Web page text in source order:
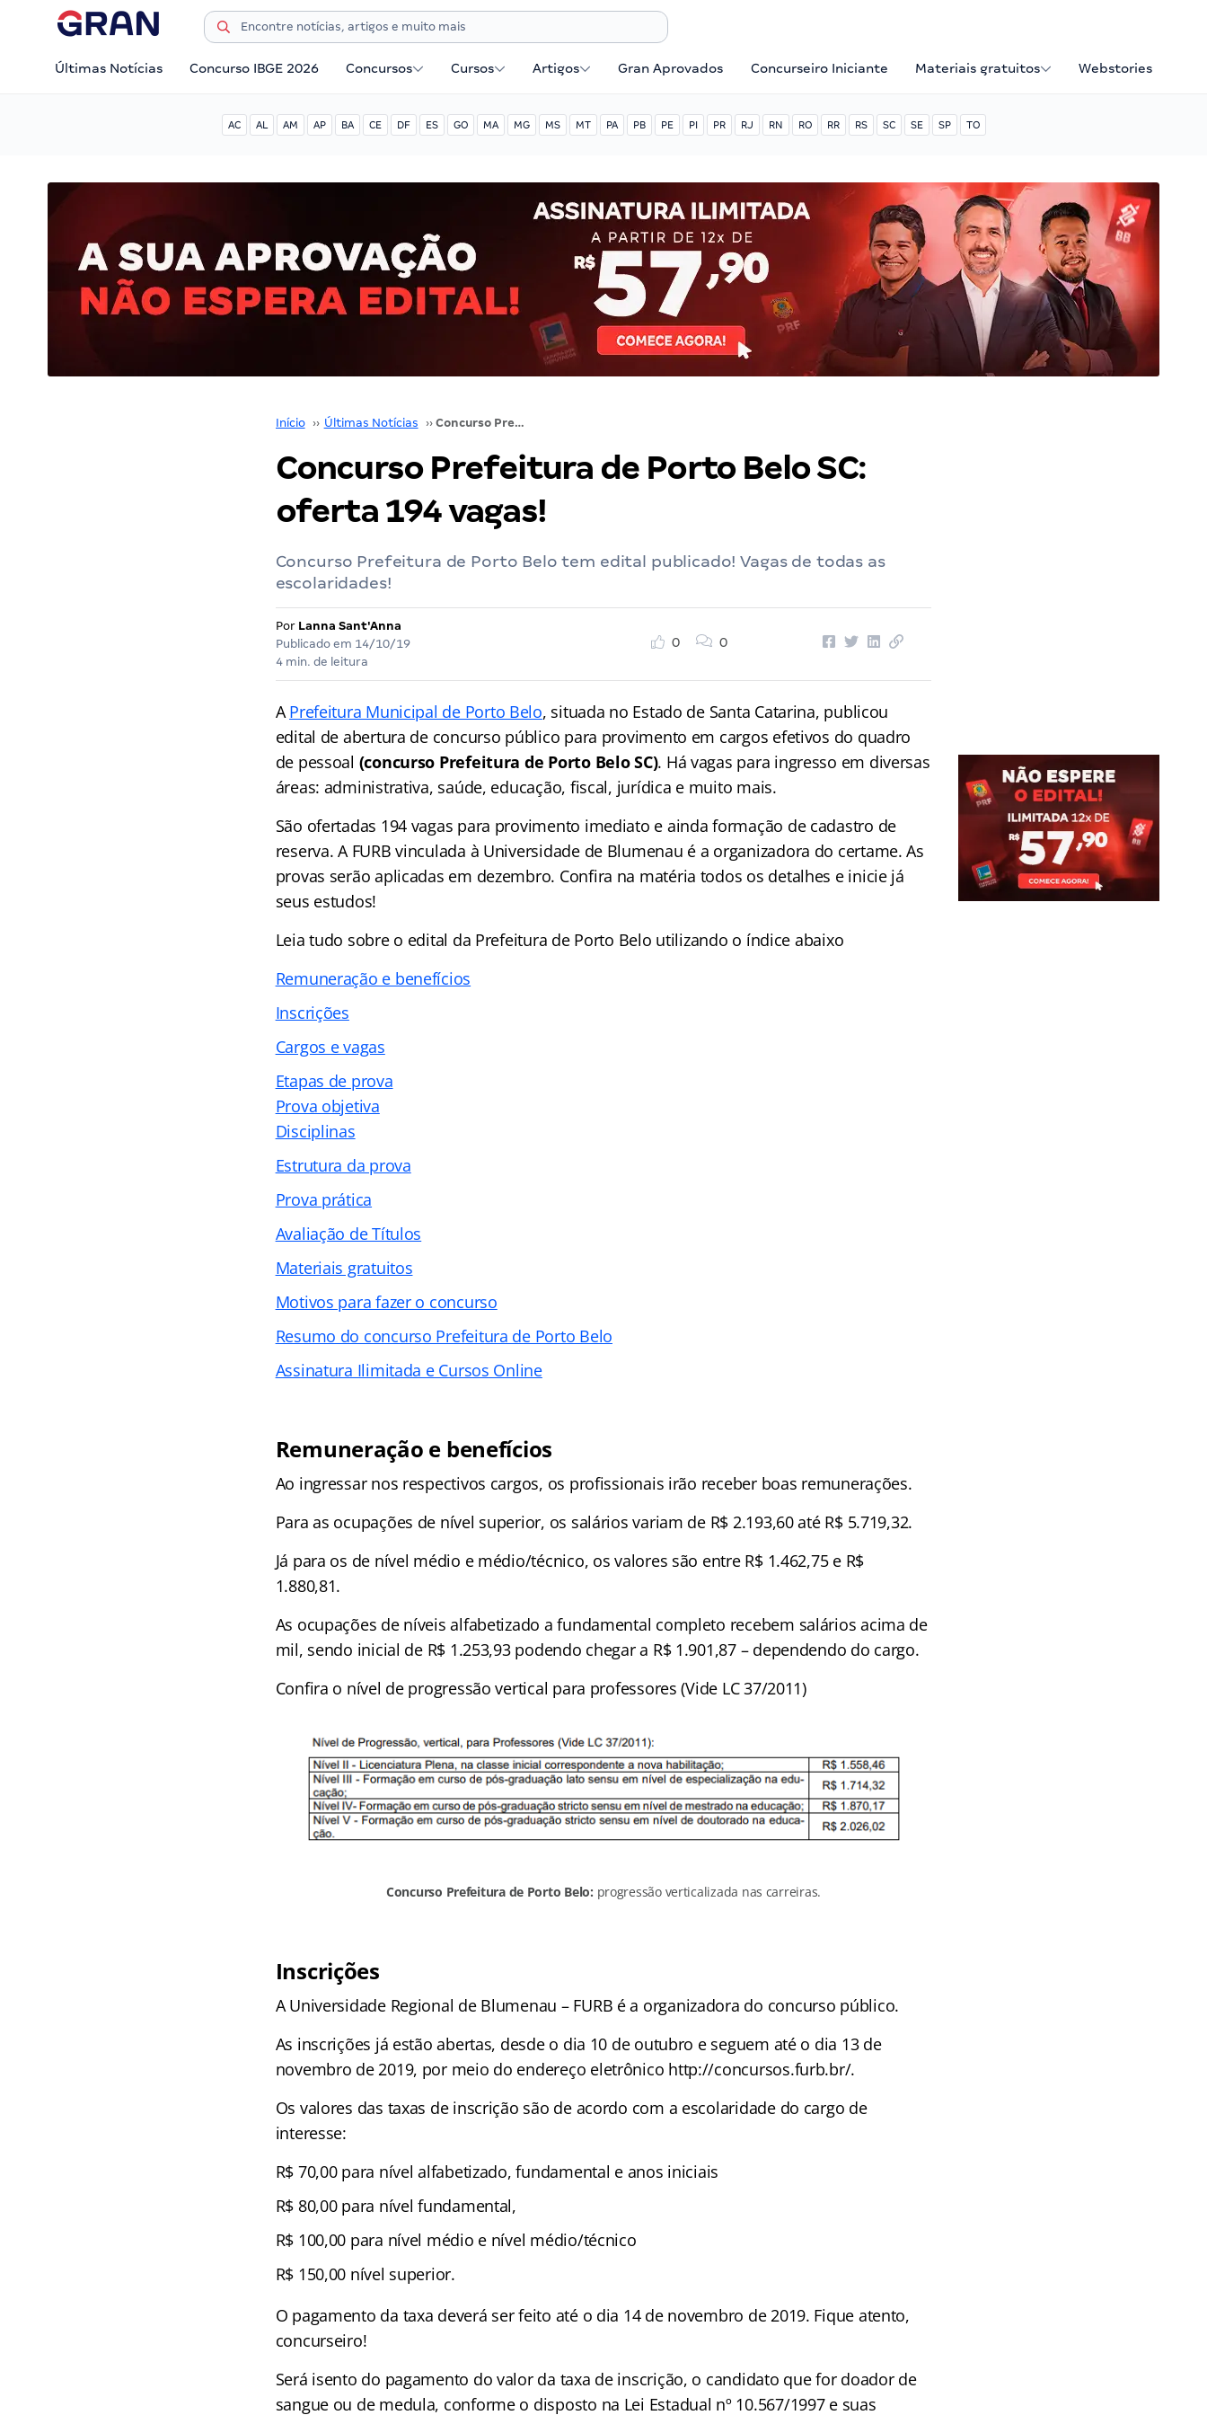
Últimas Notícias Concurso IBGE 2026 Concursos Cursos Artigos Gran Aprovados Concurseiro Iniciante Materiais gratuitos Webstories
AC AL AM AP BA CE DF ES GO MA MG MS MT PA PB PE PI PR RJ RN RO RR RS SC SE SP TO
Início ›› Últimas Notícias ›› Concurso Prefeitura de Porto Belo SC: oferta 194 vagas!
Concurso Prefeitura de Porto Belo SC:
oferta 194 vagas!
Concurso Prefeitura de Porto Belo tem edital publicado! Vagas de todas as
escolaridades!
Por Lanna Sant'Anna
Publicado em 14/10/19
4 min. de leitura
0 0
APrefeitura Municipal de Porto Belo, situada no Estado de Santa Catarina, publicou
edital de abertura de concurso público para provimento em cargos efetivos do quadro
de pessoal (concurso Prefeitura de Porto Belo SC). Há vagas para ingresso em diversas
áreas: administrativa, saúde, educação, fiscal, jurídica e muito mais.
São ofertadas 194 vagas para provimento imediato e ainda formação de cadastro de
reserva. A FURB vinculada à Universidade de Blumenau é a organizadora do certame. As
provas serão aplicadas em dezembro. Confira na matéria todos os detalhes e inicie já
seus estudos!
Leia tudo sobre o edital da Prefeitura de Porto Belo utilizando o índice abaixo
Remuneração e benefícios
Inscrições
Cargos e vagas
Etapas de prova
Prova objetiva
Disciplinas
Estrutura da prova
Prova prática
Avaliação de Títulos
Materiais gratuitos
Motivos para fazer o concurso
Resumo do concurso Prefeitura de Porto Belo
Assinatura Ilimitada e Cursos Online
Remuneração e benefícios
Ao ingressar nos respectivos cargos, os profissionais irão receber boas remunerações.
Para as ocupações de nível superior, os salários variam de R$ 2.193,60 até R$ 5.719,32.
Já para os de nível médio e médio/técnico, os valores são entre R$ 1.462,75 e R$
1.880,81.
As ocupações de níveis alfabetizado a fundamental completo recebem salários acima de
mil, sendo inicial de R$ 1.253,93 podendo chegar a R$ 1.901,87 – dependendo do cargo.
Confira o nível de progressão vertical para professores (Vide LC 37/2011)
Concurso Prefeitura de Porto Belo: progressão verticalizada nas carreiras.
Inscrições
A Universidade Regional de Blumenau – FURB é a organizadora do concurso público.
As inscrições já estão abertas, desde o dia 10 de outubro e seguem até o dia 13 de
novembro de 2019, por meio do endereço eletrônico http://concursos.furb.br/.
Os valores das taxas de inscrição são de acordo com a escolaridade do cargo de
interesse:
R$ 70,00 para nível alfabetizado, fundamental e anos iniciais
R$ 80,00 para nível fundamental,
R$ 100,00 para nível médio e nível médio/técnico
R$ 150,00 nível superior.
O pagamento da taxa deverá ser feito até o dia 14 de novembro de 2019. Fique atento,
concurseiro!
Será isento do pagamento do valor da taxa de inscrição, o candidato que for doador de
sangue ou de medula, conforme o disposto na Lei Estadual nº 10.567/1997 e suas